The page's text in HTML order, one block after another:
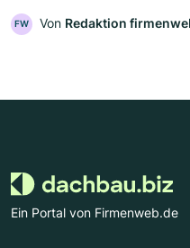
FW Von Redaktion
Ein Portal von Firmenweb.de